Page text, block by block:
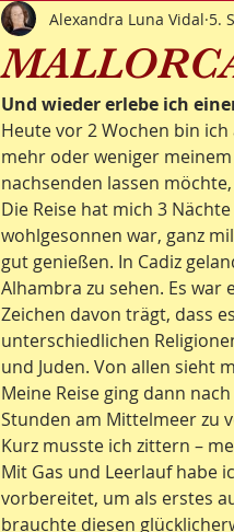
Alexandra Luna Vidal 5.
Und wieder erlebe ich
Heute vor 2 Wochen bin
mehr oder weniger
nachsenden lassen
Die Reise hat mich 3
wohlgesonnen war, ganz
gut genießen. In Cadiz
Alhambra zu sehen. Es
Zeichen davon trägt, dass
unterschiedlichen
und Juden. Von allen sieht
Meine Reise ging dann
Stunden am Mittelmeer zu
Kurz musste ich zittern –
Mit Gas und Leerlauf habe
vorbereitet, um als erstes
brauchte diesen